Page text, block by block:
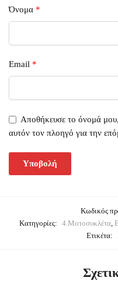
Όνομα *
Email *
Αποθήκευσε το όνομά
αυτόν τον πλοηγό για την
Κωδικός
Κατηγορίες: 4.Μοτοσυκλέτα,
Ετικέτα: